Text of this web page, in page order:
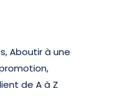
Aboutir à une
de A à Z